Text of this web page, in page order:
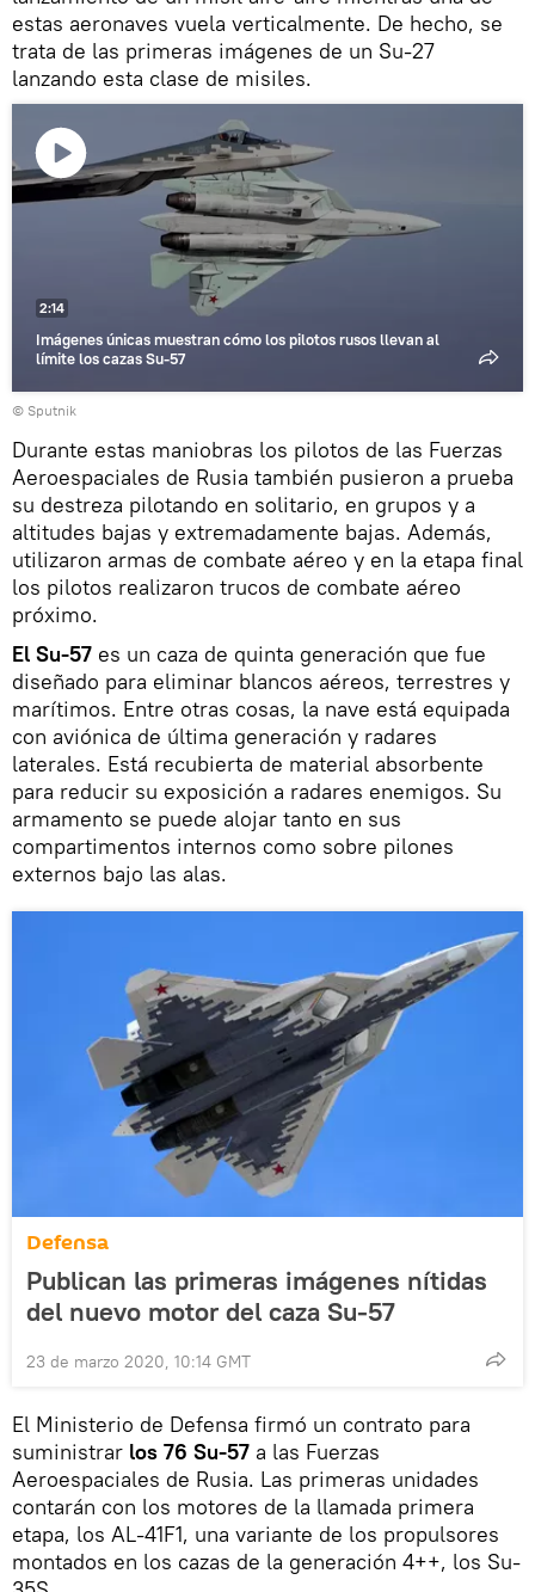
estas aeronaves vuela verticalmente. De hecho, se
trata de las primeras imágenes de un Su-27
lanzando esta clase de misiles.
Reproducir
Imágenes únicas muestran cómo los pilotos rusos llevan al
límite los cazas Su-57
2:14
© Sputnik
Durante estas maniobras los pilotos de las Fuerzas
Aeroespaciales de Rusia también pusieron a prueba
su destreza pilotando en solitario, en grupos y a
altitudes bajas y extremadamente bajas. Además,
utilizaron armas de combate aéreo y en la etapa final
los pilotos realizaron trucos de combate aéreo
próximo.
El Su-57 es un caza de quinta generación que fue
diseñado para eliminar blancos aéreos, terrestres y
marítimos. Entre otras cosas, la nave está equipada
con aviónica de última generación y radares
laterales. Está recubierta de material absorbente
para reducir su exposición a radares enemigos. Su
armamento se puede alojar tanto en sus
compartimentos internos como sobre pilones
externos bajo las alas.
Defensa
Publican las primeras imágenes nítidas
del nuevo motor del caza Su-57
23 de marzo 2020, 10:14 GMT
El Ministerio de Defensa firmó un contrato para
suministrar los 76 Su-57 a las Fuerzas
Aeroespaciales de Rusia. Las primeras unidades
contarán con los motores de la llamada primera
etapa, los AL-41F1, una variante de los propulsores
montados en los cazas de la generación 4++, los Su-